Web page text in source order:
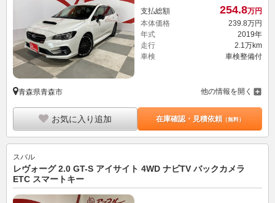
支払総額 254.8万円
本体価格
239.8万円
年式
2019年
走行
2.1万km
車検
車検整備付
青森県青森市 他の情報を開く
お気に入り追加 在庫確認・見積依頼（無料）
スバル
レヴォーグ 2.0 GT-S アイサイト 4WD ナビTV バックカメラ
ETC スマートキー